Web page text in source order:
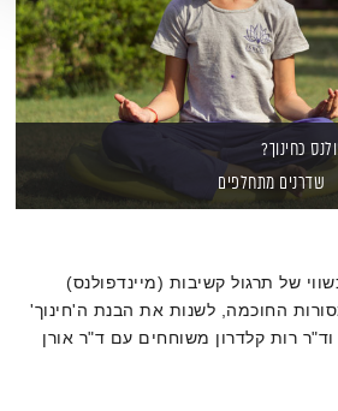
כחינוך?
שדרנים מתחלפים
של תרגול קשיבות (מיינדפולנס)
החוכמה, לשנות את הבנת ה'חינוך'
וד"ר רות קלדרון משוחחים עם ד"ר אורן